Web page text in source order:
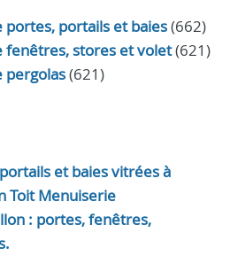
portails et baies(662)
fenêtres, stores et volet(621)
pergolas(621)
et baies vitrées à
Toit Menuiserie
: portes, fenêtres,